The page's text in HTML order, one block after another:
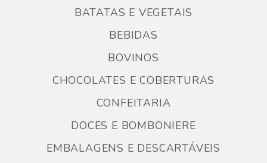
BATATAS E VEGETAIS
BEBIDAS
BOVINOS
CHOCOLATES E COBERTURAS
CONFEITARIA
DOCES E BOMBONIERE
EMBALAGENS E DESCARTÁVEIS